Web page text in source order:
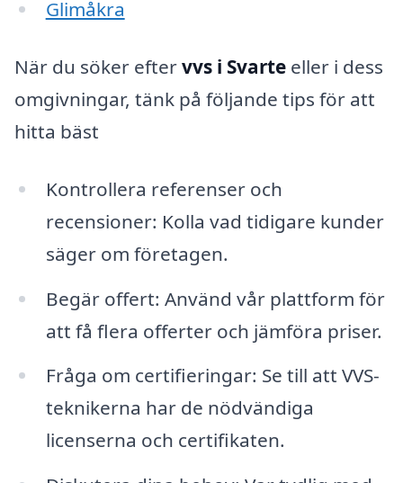
Glimåkra
När du söker eftervvs i Svarte eller i dess
omgivningar, tänk på följande tips för att
hitta bäst
Kontrollera referenser och
recensioner: Kolla vad tidigare kunder
säger om företagen.
Begär offert: Använd vår plattform för
att få flera offerter och jämföra priser.
Fråga om certifieringar: Se till att VVS-
teknikerna har de nödvändiga
licenserna och certifikaten.